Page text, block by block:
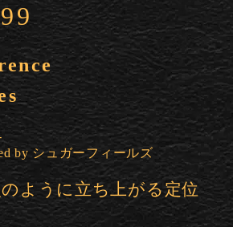
by シュガーフィールズ
のように立ち上がる定位